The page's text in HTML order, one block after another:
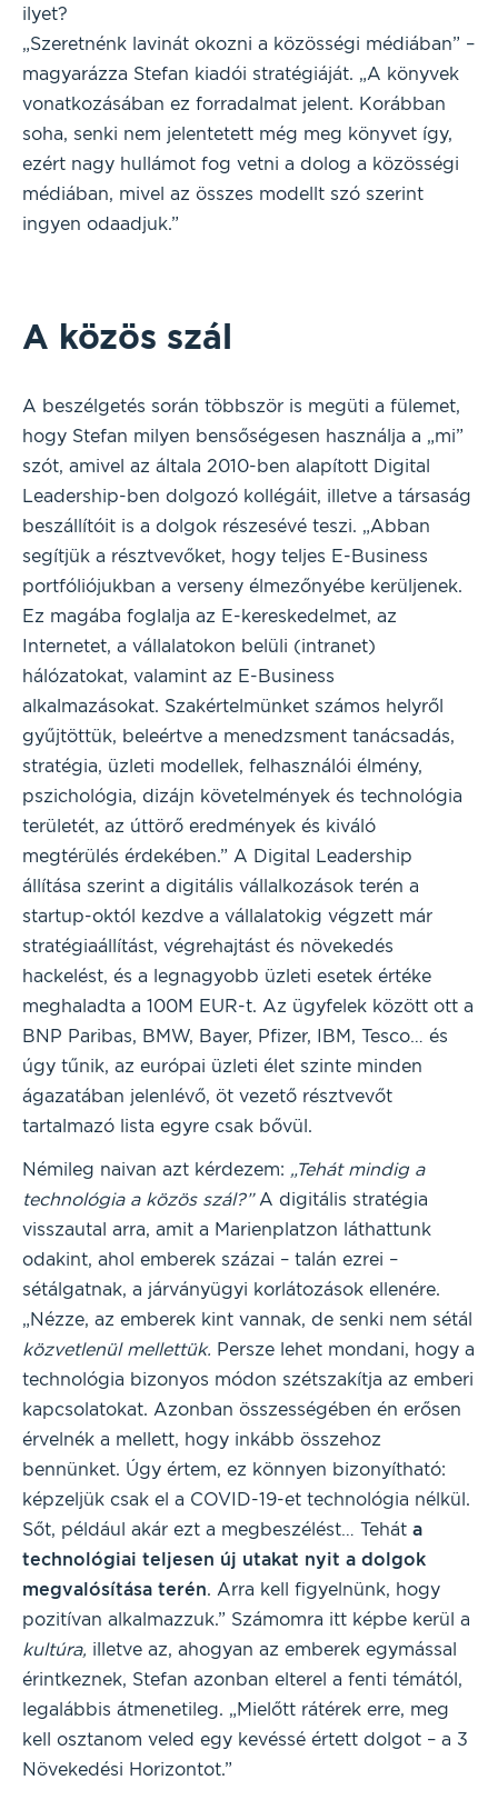
ilyet?
„Szeretnénk lavinát okozni a közösségi médiában” –
magyarázza Stefan kiadói stratégiáját. „A könyvek
vonatkozásában ez forradalmat jelent. Korábban
soha, senki nem jelentetett még meg könyvet így,
ezért nagy hullámot fog vetni a dolog a közösségi
médiában, mivel az összes modellt szó szerint
ingyen odaadjuk.”
A közös szál
A beszélgetés során többször is megüti a fülemet,
hogy Stefan milyen bensőségesen használja a „mi”
szót, amivel az általa 2010-ben alapított Digital
Leadership-ben dolgozó kollégáit, illetve a társaság
beszállítóit is a dolgok részesévé teszi. „Abban
segítjük a résztvevőket, hogy teljes E-Business
portfóliójukban a verseny élmezőnyébe kerüljenek.
Ez magába foglalja az E-kereskedelmet, az
Internetet, a vállalatokon belüli (intranet)
hálózatokat, valamint az E-Business
alkalmazásokat. Szakértelmünket számos helyről
gyűjtöttük, beleértve a menedzsment tanácsadás,
stratégia, üzleti modellek, felhasználói élmény,
pszichológia, dizájn követelmények és technológia
területét, az úttörő eredmények és kiváló
megtérülés érdekében.” A Digital Leadership
állítása szerint a digitális vállalkozások terén a
startup-októl kezdve a vállalatokig végzett már
stratégiaállítást, végrehajtást és növekedés
hackelést, és a legnagyobb üzleti esetek értéke
meghaladta a 100M EUR-t. Az ügyfelek között ott a
BNP Paribas, BMW, Bayer, Pfizer, IBM, Tesco… és
úgy tűnik, az európai üzleti élet szinte minden
ágazatában jelenlévő, öt vezető résztvevőt
tartalmazó lista egyre csak bővül.
Némileg naivan azt kérdezem: „Tehát mindig a
technológia a közös szál?”A digitális stratégia
visszautal arra, amit a Marienplatzon láthattunk
odakint, ahol emberek százai – talán ezrei –
sétálgatnak, a járványügyi korlátozások ellenére.
„Nézze, az emberek kint vannak, de senki nem sétál
közvetlenül mellettük. Persze lehet mondani, hogy a
technológia bizonyos módon szétszakítja az emberi
kapcsolatokat. Azonban összességében én erősen
érvelnék a mellett, hogy inkább összehoz
bennünket. Úgy értem, ez könnyen bizonyítható:
képzeljük csak el a COVID-19-et technológia nélkül.
Sőt, például akár ezt a megbeszélést… Tehát a
technológiai teljesen új utakat nyit a dolgok
megvalósítása terén. Arra kell figyelnünk, hogy
pozitívan alkalmazzuk.” Számomra itt képbe kerül a
kultúra, illetve az, ahogyan az emberek egymással
érintkeznek, Stefan azonban elterel a fenti témától,
legalábbis átmenetileg. „Mielőtt rátérek erre, meg
kell osztanom veled egy kevéssé értett dolgot – a 3
Növekedési Horizontot.”